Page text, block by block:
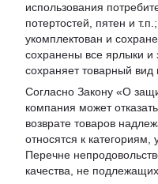
использования
потертостей, пятен и
укомплектован и
сохранены все ярлыки и
сохраняет товарный вид
Согласно Закону «О
компания может
возврате товаров
относятся к
Перечне
качества, не